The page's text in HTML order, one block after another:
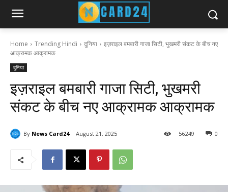
Home Trending Hindi दुनिया
इज़राइल बमबारी गाजा सिटी, भुखमरी संकट के बीच नए
आक्रामक आक्रामक
दुनिया
इज़राइल बमबारी गाजा सिटी, भुखमरी
संकट के बीच नए आक्रामक आक्रामक
By News Card24 August 21, 2025 0
56249